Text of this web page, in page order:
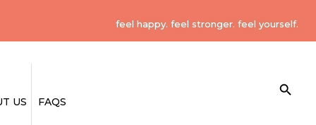
feel happy. feel stronger. feel yourself.
US FAQS
Search
for: